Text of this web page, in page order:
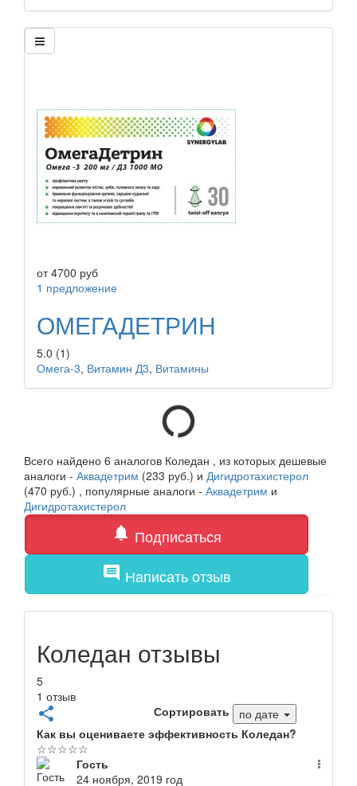
от4700 руб
1 предложение
ОМЕГАДЕТРИН
5.0 (1)
Омега-3, Витамин Д3, Витамины
Всего найдено 6 аналогов Коледан , из которых дешевые
аналоги - Аквадетрим (233 руб.) и Дигидротахистерол
(470 руб.) , популярные аналоги - Аквадетрим и
Дигидротахистерол
notifications Подписаться
comment Написать отзыв
Коледан отзывы
5
1 отзыв
share Сортировать
по дате
Как вы оцениваете эффективность Коледан?
☆☆☆☆☆
Гость
24 ноября, 2019 год